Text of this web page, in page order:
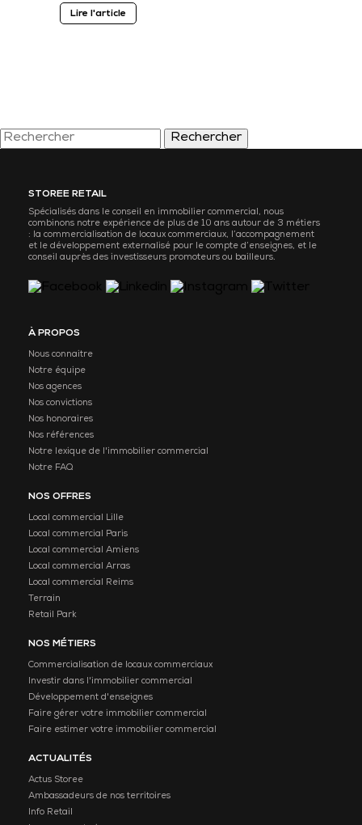
Lire l'article
Rechercher
STOREE RETAIL
Spécialisés dans le conseil en immobilier commercial, nous
combinons notre expérience de plus de 10 ans autour de 3 métiers
: la commercialisation de locaux commerciaux, l’accompagnement
et le développement externalisé pour le compte d’enseignes, et le
conseil auprès des investisseurs promoteurs ou bailleurs.
À PROPOS
Nous connaitre
Notre équipe
Nos agences
Nos convictions
Nos honoraires
Nos références
Notre lexique de l'immobilier commercial
Notre FAQ
NOS OFFRES
Local commercial Lille
Local commercial Paris
Local commercial Amiens
Local commercial Arras
Local commercial Reims
Terrain
Retail Park
NOS MÉTIERS
Commercialisation de locaux commerciaux
Investir dans l'immobilier commercial
Développement d'enseignes
Faire gérer votre immobilier commercial
Faire estimer votre immobilier commercial
ACTUALITÉS
Actus Storee
Ambassadeurs de nos territoires
Info Retail